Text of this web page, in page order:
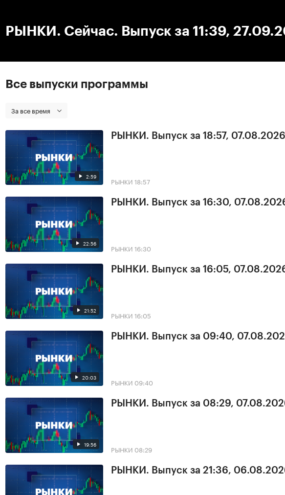
РЫНКИ. Сейчас. Выпуск за 11:39,
Все выпуски программы
За все время
2:59
РЫНКИ. Выпуск за 18:57, 07.08.2026
РЫНКИ 18:57
22:56
РЫНКИ. Выпуск за 16:30,
РЫНКИ 16:30
21:52
РЫНКИ. Выпуск за 16:05,
РЫНКИ 16:05
20:03
РЫНКИ. Выпуск за 09:40,
РЫНКИ 09:40
19:56
РЫНКИ. Выпуск за 08:29,
РЫНКИ 08:29
РЫНКИ. Выпуск за 21:36,